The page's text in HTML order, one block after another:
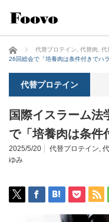
ホーム 代替プロテイン 代替肉 代
26回総会で「培養肉は条件付きでハ
代替プロテイン
国際イスラーム法
で「培養肉は条件
2025/5/20 代替プロテイン,
ゆみ